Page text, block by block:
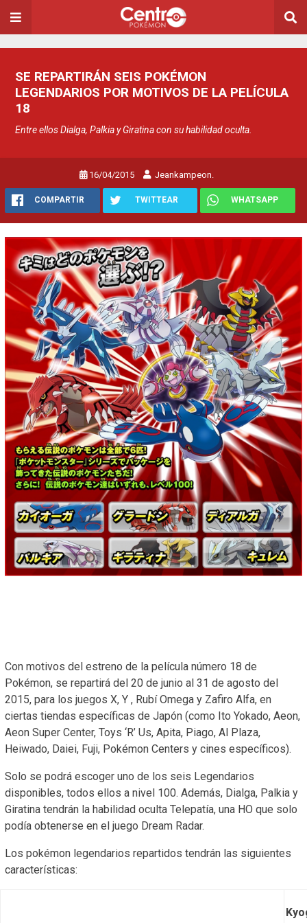
SE REPARTIRÁN SEIS POKÉMON
LEGENDARIOS POR MOTIVOS DE LA PELÍCULA
18
Entre ellos Dialga, Palkia y Giratina con su habilidad oculta.
16/04/2015 Jeankampeon.
COMPARTIR TWITTEAR WHATSAPP
Con motivos del estreno de la película número 18 de
Pokémon, se repartirá del 20 de junio al 31 de agosto del
2015, para los juegos X, Y , Rubí Omega y Zafiro Alfa, en
ciertas tiendas específicas de Japón (como Ito Yokado, Aeon,
Aeon Super Center, Toys ‘R’ Us, Apita, Piago, Al Plaza,
Heiwado, Daiei, Fuji, Pokémon Centers y cines específicos).
Solo se podrá escoger uno de los seis Legendarios
disponibles, todos ellos a nivel 100. Además, Dialga, Palkia y
Giratina tendrán la habilidad oculta Telepatía, una HO que solo
podía obtenerse en el juego Dream Radar.
Los pokémon legendarios repartidos tendrán las siguientes
características: